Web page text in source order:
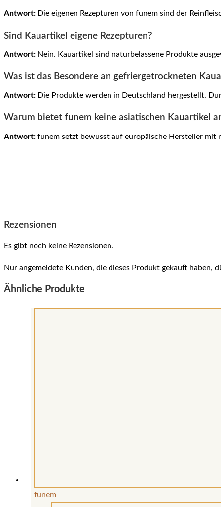
Antwort: Die eigenen Rezepturen von funem sind der
Sind Kauartikel eigene Rezepturen?
Antwort: Nein. Kauartikel sind naturbelassene Produkte
Was ist das Besondere an gefriergetrockneten
Antwort: Die Produkte werden in Deutschland hergestellt.
Warum bietet funem keine asiatischen Kauartikel
Antwort: funem setzt bewusst auf europäische Hersteller
Rezensionen
Es gibt noch keine Rezensionen.
Nur angemeldete Kunden, die dieses Produkt gekauft haben,
Ähnliche Produkte
funem